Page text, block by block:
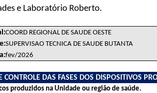
e Laboratório Roberto.
COORD REGIONAL DE SAUDE OESTE
SUPERVISAO TECNICA DE SAUDE BUTANTA
fev/2026
CONTROLE DAS FASES DOS DISPOSITIVOS
produzidos na Unidade ou região de saúde.